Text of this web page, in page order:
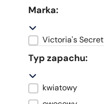
Marka:
MarkaVictoria's Secret
Typ zapachu:
Typ zapachu
kwiatowy